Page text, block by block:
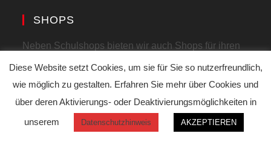
SHOPS
Neben Schulshops bieten wir auch Shops für ihren
Verein, weitere Infos unter:
Dein Vereinsshop
FAQ
Diese Website setzt Cookies, um sie für Sie so nutzerfreundlich,
wie möglich zu gestalten. Erfahren Sie mehr über Cookies und
über deren Aktivierungs- oder Deaktivierungsmöglichkeiten in
unserem
Datenschutzhinweis AKZEPTIEREN